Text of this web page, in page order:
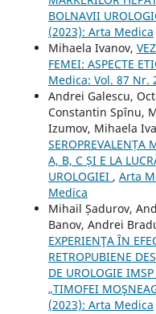
BOLNAVII
(2023): Arta Medica
Mihaela Ivanov,
FEMEI: ASPECTE
Medica: Vol. 87 Nr.
Andrei Galescu,
Constantin Spînu,
Izumov, Mihaela
SEROPREVALENȚA
A, B, C ȘI E LA
UROLOGIEI , Arta
Medica
Mihail Șadurov,
Banov, Andrei
EXPERIENŢA ÎN
RETROPUBIENE
DE UROLOGIE
„TIMOFEI
(2023): Arta Medica